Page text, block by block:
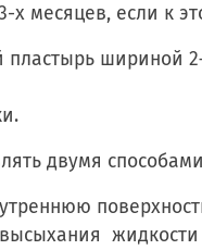
х месяцев, если к
шириной
двумя